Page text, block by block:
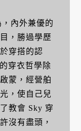
內外兼優的
，勝過學歷
穿搭的認
穿衣哲學除
蒙，經營舶
，使自己兒
教會 Sky 穿
沒有盡頭，